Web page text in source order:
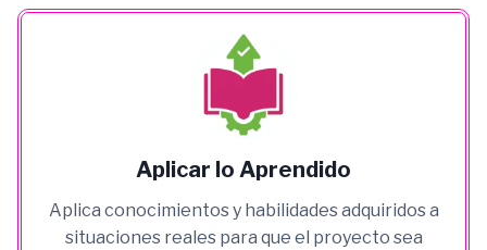
Aplicar lo Aprendido
Aplica conocimientos y habilidades adquiridos a
situaciones reales para que el proyecto sea